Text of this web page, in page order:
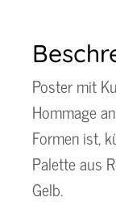
Poster mit
Hommage
Formen ist,
Palette aus
Gelb.